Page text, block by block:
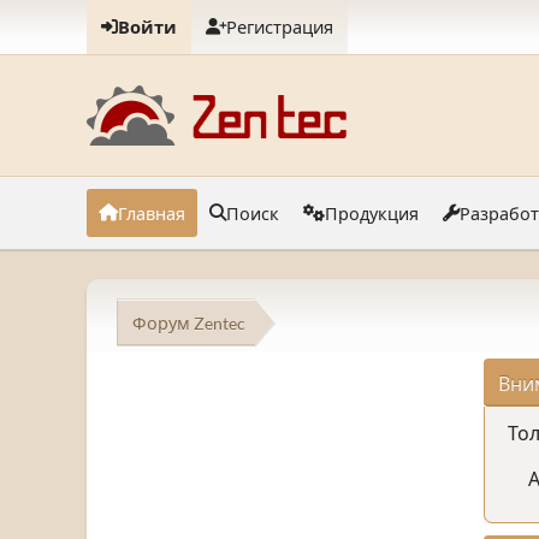
Войти Регистрация
Главная Поиск Продукция
Форум Zentec